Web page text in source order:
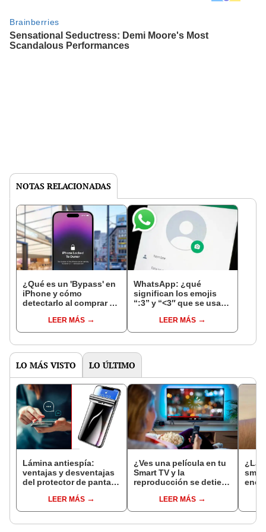
NOTAS RELACIONADAS
¿Qué es un 'Bypass' en
iPhone y cómo
detectarlo al comprar un
LEER MÁS
WhatsApp: ¿qué
significan los emojis
“:3” y “<3″ que se usan
LEER MÁS
LO MÁS VISTO LO ÚLTIMO
Lámina antiespía:
ventajas y desventajas
del protector de pantalla
miradasLEER MÁS
¿Ves una película en tu
Smart TV y la
reproducción se detiene
resuelves este problema
LEER MÁS
¿La